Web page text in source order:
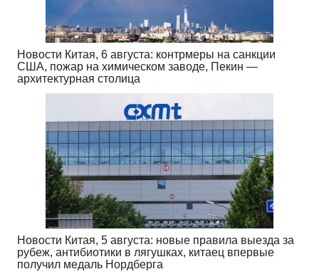
Новости Китая, 6 августа: контрмеры на санкции
США, пожар на химическом заводе, Пекин —
архитектурная столица
Новости Китая, 5 августа: новые правила выезда за
рубеж, антибиотики в лягушках, китаец впервые
получил медаль Нордберга